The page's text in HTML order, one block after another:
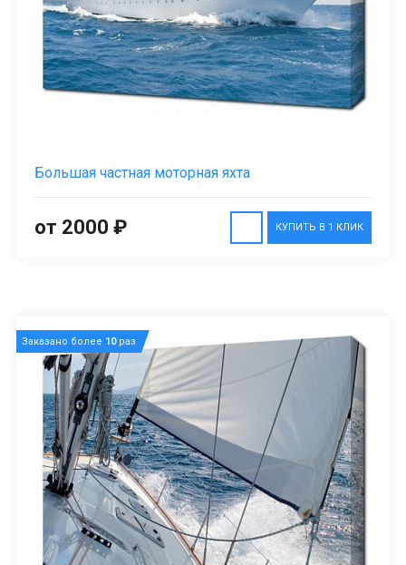
Большая частная моторная яхта
КУПИТЬ В 1 КЛИК
от 2000 ₽
Заказано более 10раз